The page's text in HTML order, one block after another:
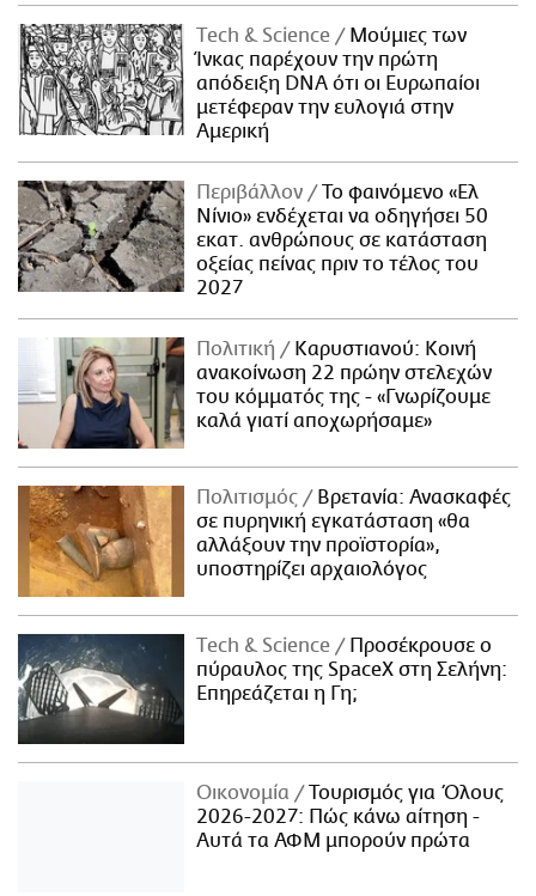
Τech & Science
Μούμιες των
Ίνκας παρέχουν την πρώτη
απόδειξη DNA ότι οι Ευρωπαίοι
μετέφεραν την ευλογιά στην
Αμερική
Περιβάλλον
Το φαινόμενο «Ελ
Νίνιο» ενδέχεται να οδηγήσει 50
εκατ. ανθρώπους σε κατάσταση
οξείας πείνας πριν το τέλος του
2027
Πολιτική
Καρυστιανού: Κοινή
ανακοίνωση 22 πρώην στελεχών
του κόμματός της - «Γνωρίζουμε
καλά γιατί αποχωρήσαμε»
Πολιτισμός
Βρετανία: Ανασκαφές
σε πυρηνική εγκατάσταση «θα
αλλάξουν την προϊστορία»,
υποστηρίζει αρχαιολόγος
Τech & Science
Προσέκρουσε ο
πύραυλος της SpaceX στη Σελήνη:
Επηρεάζεται η Γη;
Οικονομία
Τουρισμός για Όλους
2026-2027: Πώς κάνω αίτηση -
Αυτά τα ΑΦΜ μπορούν πρώτα